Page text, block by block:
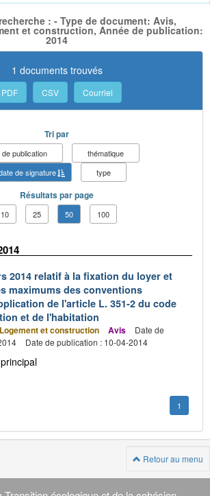
: - Type de document: Avis,
et construction, Année de publication:
2014
1 documents trouvés
PDF CSV Courriel
Tri par
de publication
thématique
de signature
type
Résultats par page
10 25 50 100
2014 relatif à la fixation du loyer et
maximums des conventions
de l'article L. 351-2 du code
et de l'habitation
Logement et construction Avis
Date de
Date de publication : 10-04-2014
1
Retour au menu